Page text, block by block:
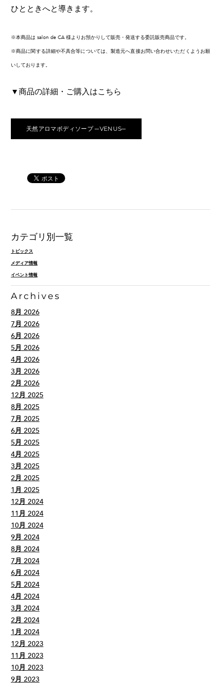
ひとときへと導きます。
※本商品は salon de CA 様よりお預かりして販売・発送する委託販売商品です。
※商品に関する詳細や不具合等については、製造元へ直接お問い合わせいただくようお願
いしております。
▼商品の詳細・ご購入はこちら
天然アロマボディソープ ─VENUS─
カテゴリ別一覧
トピックス
メディア情報
イベント情報
Archives
8月 2026
7月 2026
6月 2026
5月 2026
4月 2026
3月 2026
2月 2026
12月 2025
8月 2025
7月 2025
6月 2025
5月 2025
4月 2025
3月 2025
2月 2025
1月 2025
12月 2024
11月 2024
10月 2024
9月 2024
8月 2024
7月 2024
6月 2024
5月 2024
4月 2024
3月 2024
2月 2024
1月 2024
12月 2023
11月 2023
10月 2023
9月 2023